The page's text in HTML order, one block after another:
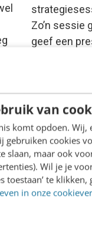
van
komt opdoen. Wij,
gebruiken cookies
slaan, maar ook
Wil je je
toestaan’ te
in onze
Zo’n sessie
geef een
Jeroen